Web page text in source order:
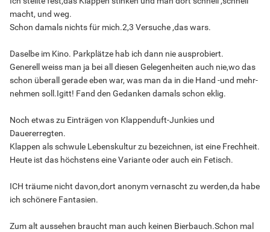
macht, und weg.
Schon damals nichts für mich.2,3 Versuche ,das wars.
Daselbe im Kino. Parkplätze hab ich dann nie ausprobiert.
Generell weiss man ja bei all diesen Gelegenheiten auch nie,wo das
schon überall gerade eben war, was man da in die Hand -und mehr-
nehmen soll.Igitt! Fand den Gedanken damals schon eklig.
Noch etwas zu Einträgen von Klappenduft-Junkies und
Dauererregten.
Klappen als schwule Lebenskultur zu bezeichnen, ist eine Frechheit.
Heute ist das höchstens eine Variante oder auch ein Fetisch.
ICH träume nicht davon,dort anonym vernascht zu werden,da habe
ich schönere Fantasien.
Zum alt aussehen braucht man auch keinen Bierbauch.Schon mal